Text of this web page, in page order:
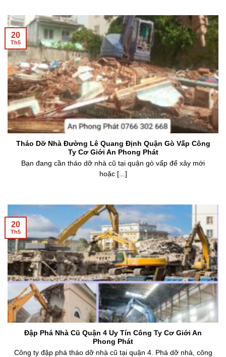
Tháo Dỡ Nhà Đường Lê Quang Định Quận Gò Vấp Công
Ty Cơ Giới An Phong Phát
Bạn đang cần tháo dỡ nhà cũ tại quận gò vấp để xây mới
20
Th5
Đập Phá Nhà Cũ Quận 4 Uy Tín Công Ty Cơ Giới An
Phong Phát
20
Th5